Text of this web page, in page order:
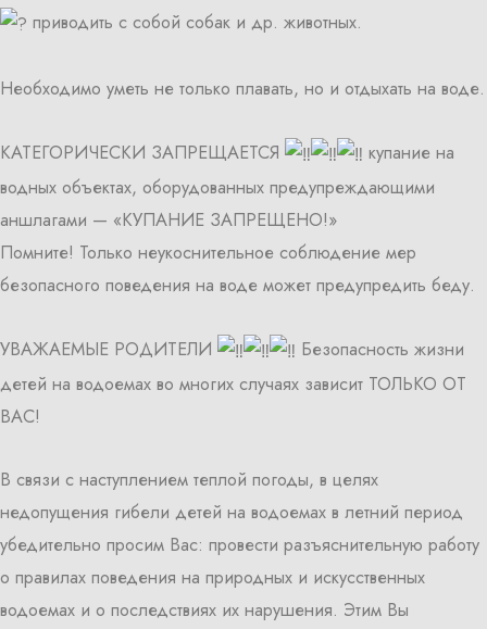
приводить с собой собак и др. животных.
Необходимо уметь не только плавать, но и отдыхать на воде.
КАТЕГОРИЧЕСКИ ЗАПРЕЩАЕТСЯ
купание на
водных объектах, оборудованных предупреждающими
аншлагами — «КУПАНИЕ ЗАПРЕЩЕНО!»
Помните! Только неукоснительное соблюдение мер
безопасного поведения на воде может предупредить беду.
УВАЖАЕМЫЕ РОДИТЕЛИ
Безопасность жизни
детей на водоемах во многих случаях зависит ТОЛЬКО ОТ
ВАС!
В связи с наступлением теплой погоды, в целях
недопущения гибели детей на водоемах в летний период
убедительно просим Вас: провести разъяснительную работу
о правилах поведения на природных и искусственных
водоемах и о последствиях их нарушения. Этим Вы